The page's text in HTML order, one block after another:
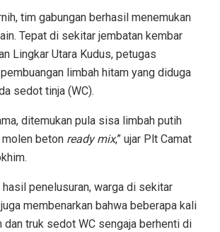
tim gabungan berhasil menemukan
Tepat di sekitar jembatan kembar
Lingkar Utara Kudus, petugas
limbah hitam yang diduga
sedot tinja (WC).
ditemukan pula sisa limbah putih
beton ready mix,” ujar Plt Camat
hasil penelusuran, warga di sekitar
membenarkan bahwa beberapa kali
dan truk sedot WC sengaja berhenti di